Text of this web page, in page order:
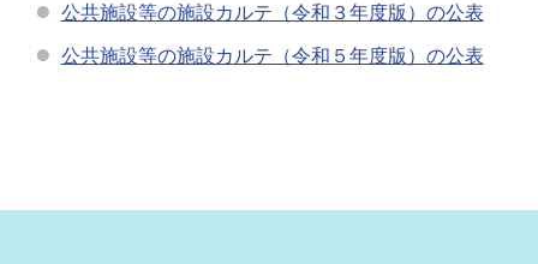
公共施設等の施設カルテ（令和３年度版）の公表
公共施設等の施設カルテ（令和５年度版）の公表